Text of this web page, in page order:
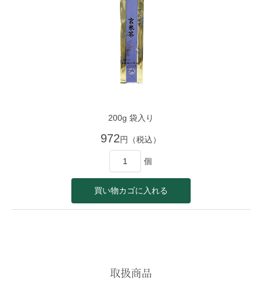
200g 袋入り
972 円（税込）
個
取扱商品